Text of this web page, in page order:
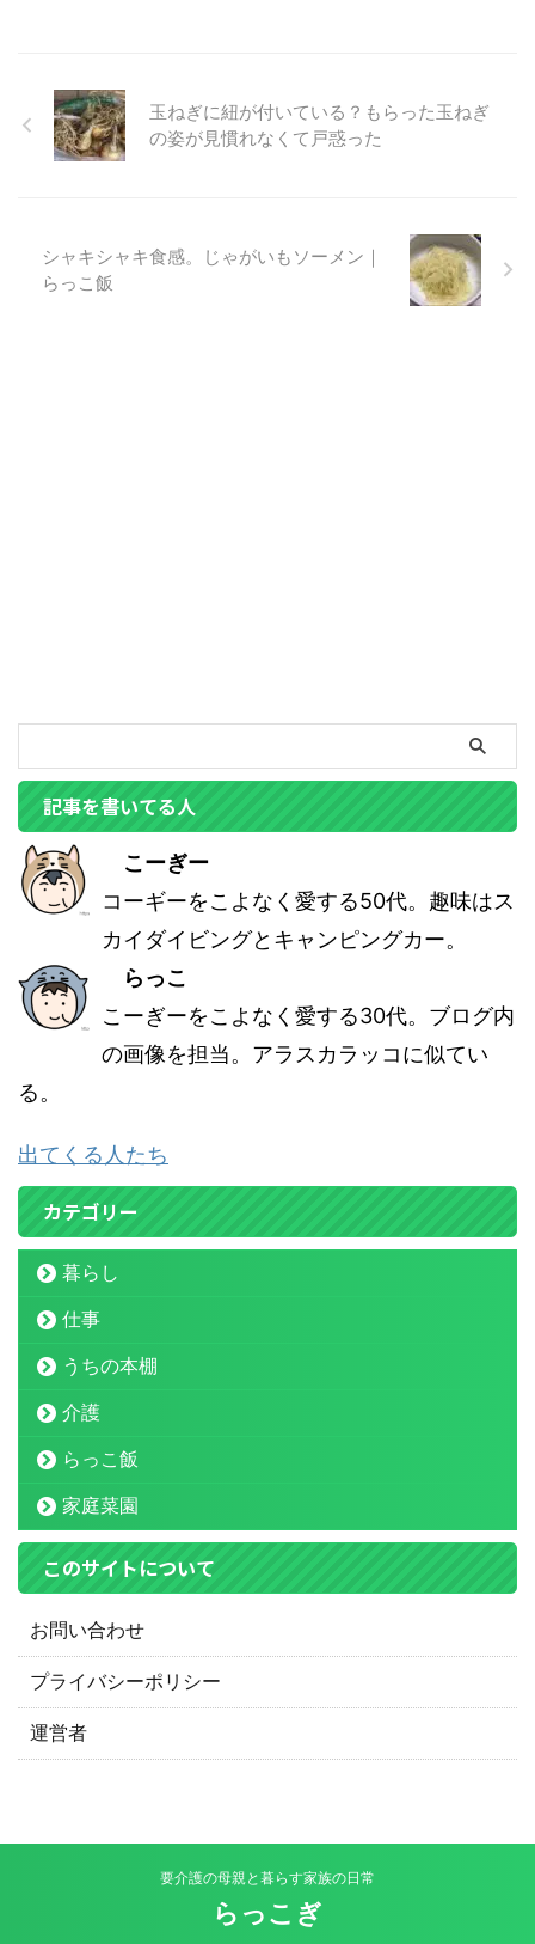
玉ねぎに紐が付いている？もらった玉ねぎ
の姿が見慣れなくて戸惑った
シャキシャキ食感。じゃがいもソーメン｜
らっこ飯
記事を書いてる人
こーぎー
コーギーをこよなく愛する50代。趣味はス
カイダイビングとキャンピングカー。
らっこ
こーぎーをこよなく愛する30代。ブログ内
の画像を担当。アラスカラッコに似てい
る。
出てくる人たち
カテゴリー
暮らし
仕事
うちの本棚
介護
らっこ飯
家庭菜園
このサイトについて
お問い合わせ
プライバシーポリシー
運営者
要介護の母親と暮らす家族の日常
らっこぎ